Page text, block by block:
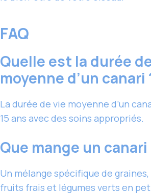
FAQ
Quelle est la durée
moyenne d’un canari
La durée de vie moyenne d’un
15 ans avec des soins appropriés.
Que mange un canari
Un mélange spécifique de
fruits frais et légumes verts en